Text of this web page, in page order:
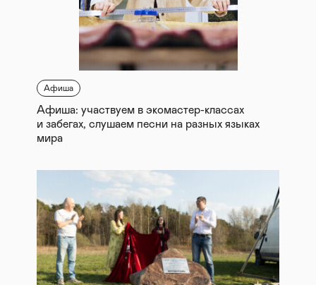
Афиша
Афиша: участвуем в экомастер-классах
и забегах, слушаем песни на разных языках
мира